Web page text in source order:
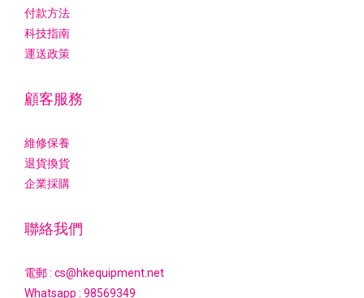
付款方法
科技指南
運送政策
顧客服務
維修保養
退貨換貨
企業採購
聯絡我們
電郵 : cs@hkequipment.net
Whatsapp : 98569349